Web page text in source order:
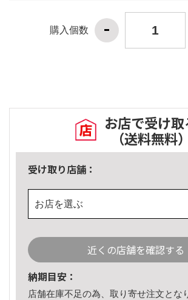
購入個数
お店で受け取
（送料無料）
受け取り店舗：
お店を選ぶ
近くの店舗を確認する
納期目安：
店舗在庫不足の為、取り寄せ注文とな